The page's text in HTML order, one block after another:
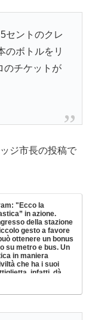
セントのクレ
のボトルをリ
のチケットが
ジ市長の投稿で
"Ecco la
in azione.
della stazione
gesto a favore
ottenere un bonus
su metro e bus. Un
in maniera
che ha i suoi
infatti, dà
Piramide metro B.